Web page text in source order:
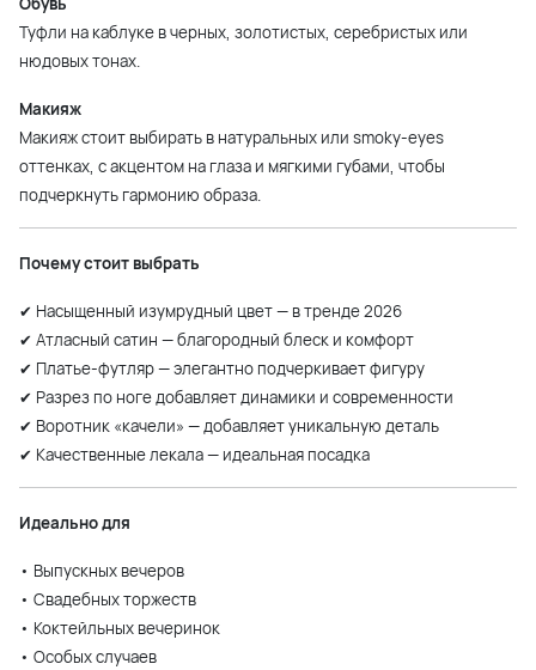
Туфли на каблуке в черных, золотистых, серебристых или
нюдовых тонах.
Макияж
Макияж стоит выбирать в натуральных или smoky-eyes
оттенках, с акцентом на глаза и мягкими губами, чтобы
подчеркнуть гармонию образа.
Почему стоит выбрать
✔ Насыщенный изумрудный цвет — в тренде 2026
✔ Атласный сатин — благородный блеск и комфорт
✔ Платье-футляр — элегантно подчеркивает фигуру
✔ Разрез по ноге добавляет динамики и современности
✔ Воротник «качели» — добавляет уникальную деталь
✔ Качественные лекала — идеальная посадка
Идеально для
• Выпускных вечеров
• Свадебных торжеств
• Коктейльных вечеринок
• Особых случаев